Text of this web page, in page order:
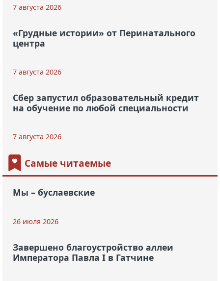
7 августа 2026
«Грудные истории» от Перинатального
центра
7 августа 2026
Сбер запустил образовательный кредит
на обучение по любой специальности
7 августа 2026
Самые читаемые
Мы – буслаевские
26 июля 2026
Завершено благоустройство аллеи
Императора Павла I в Гатчине